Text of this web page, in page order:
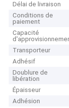
Délai de livraison
Conditions de
paiement
Capacité
Transporteur
Adhésif
Doublure de
libération
Épaisseur
Adhésion